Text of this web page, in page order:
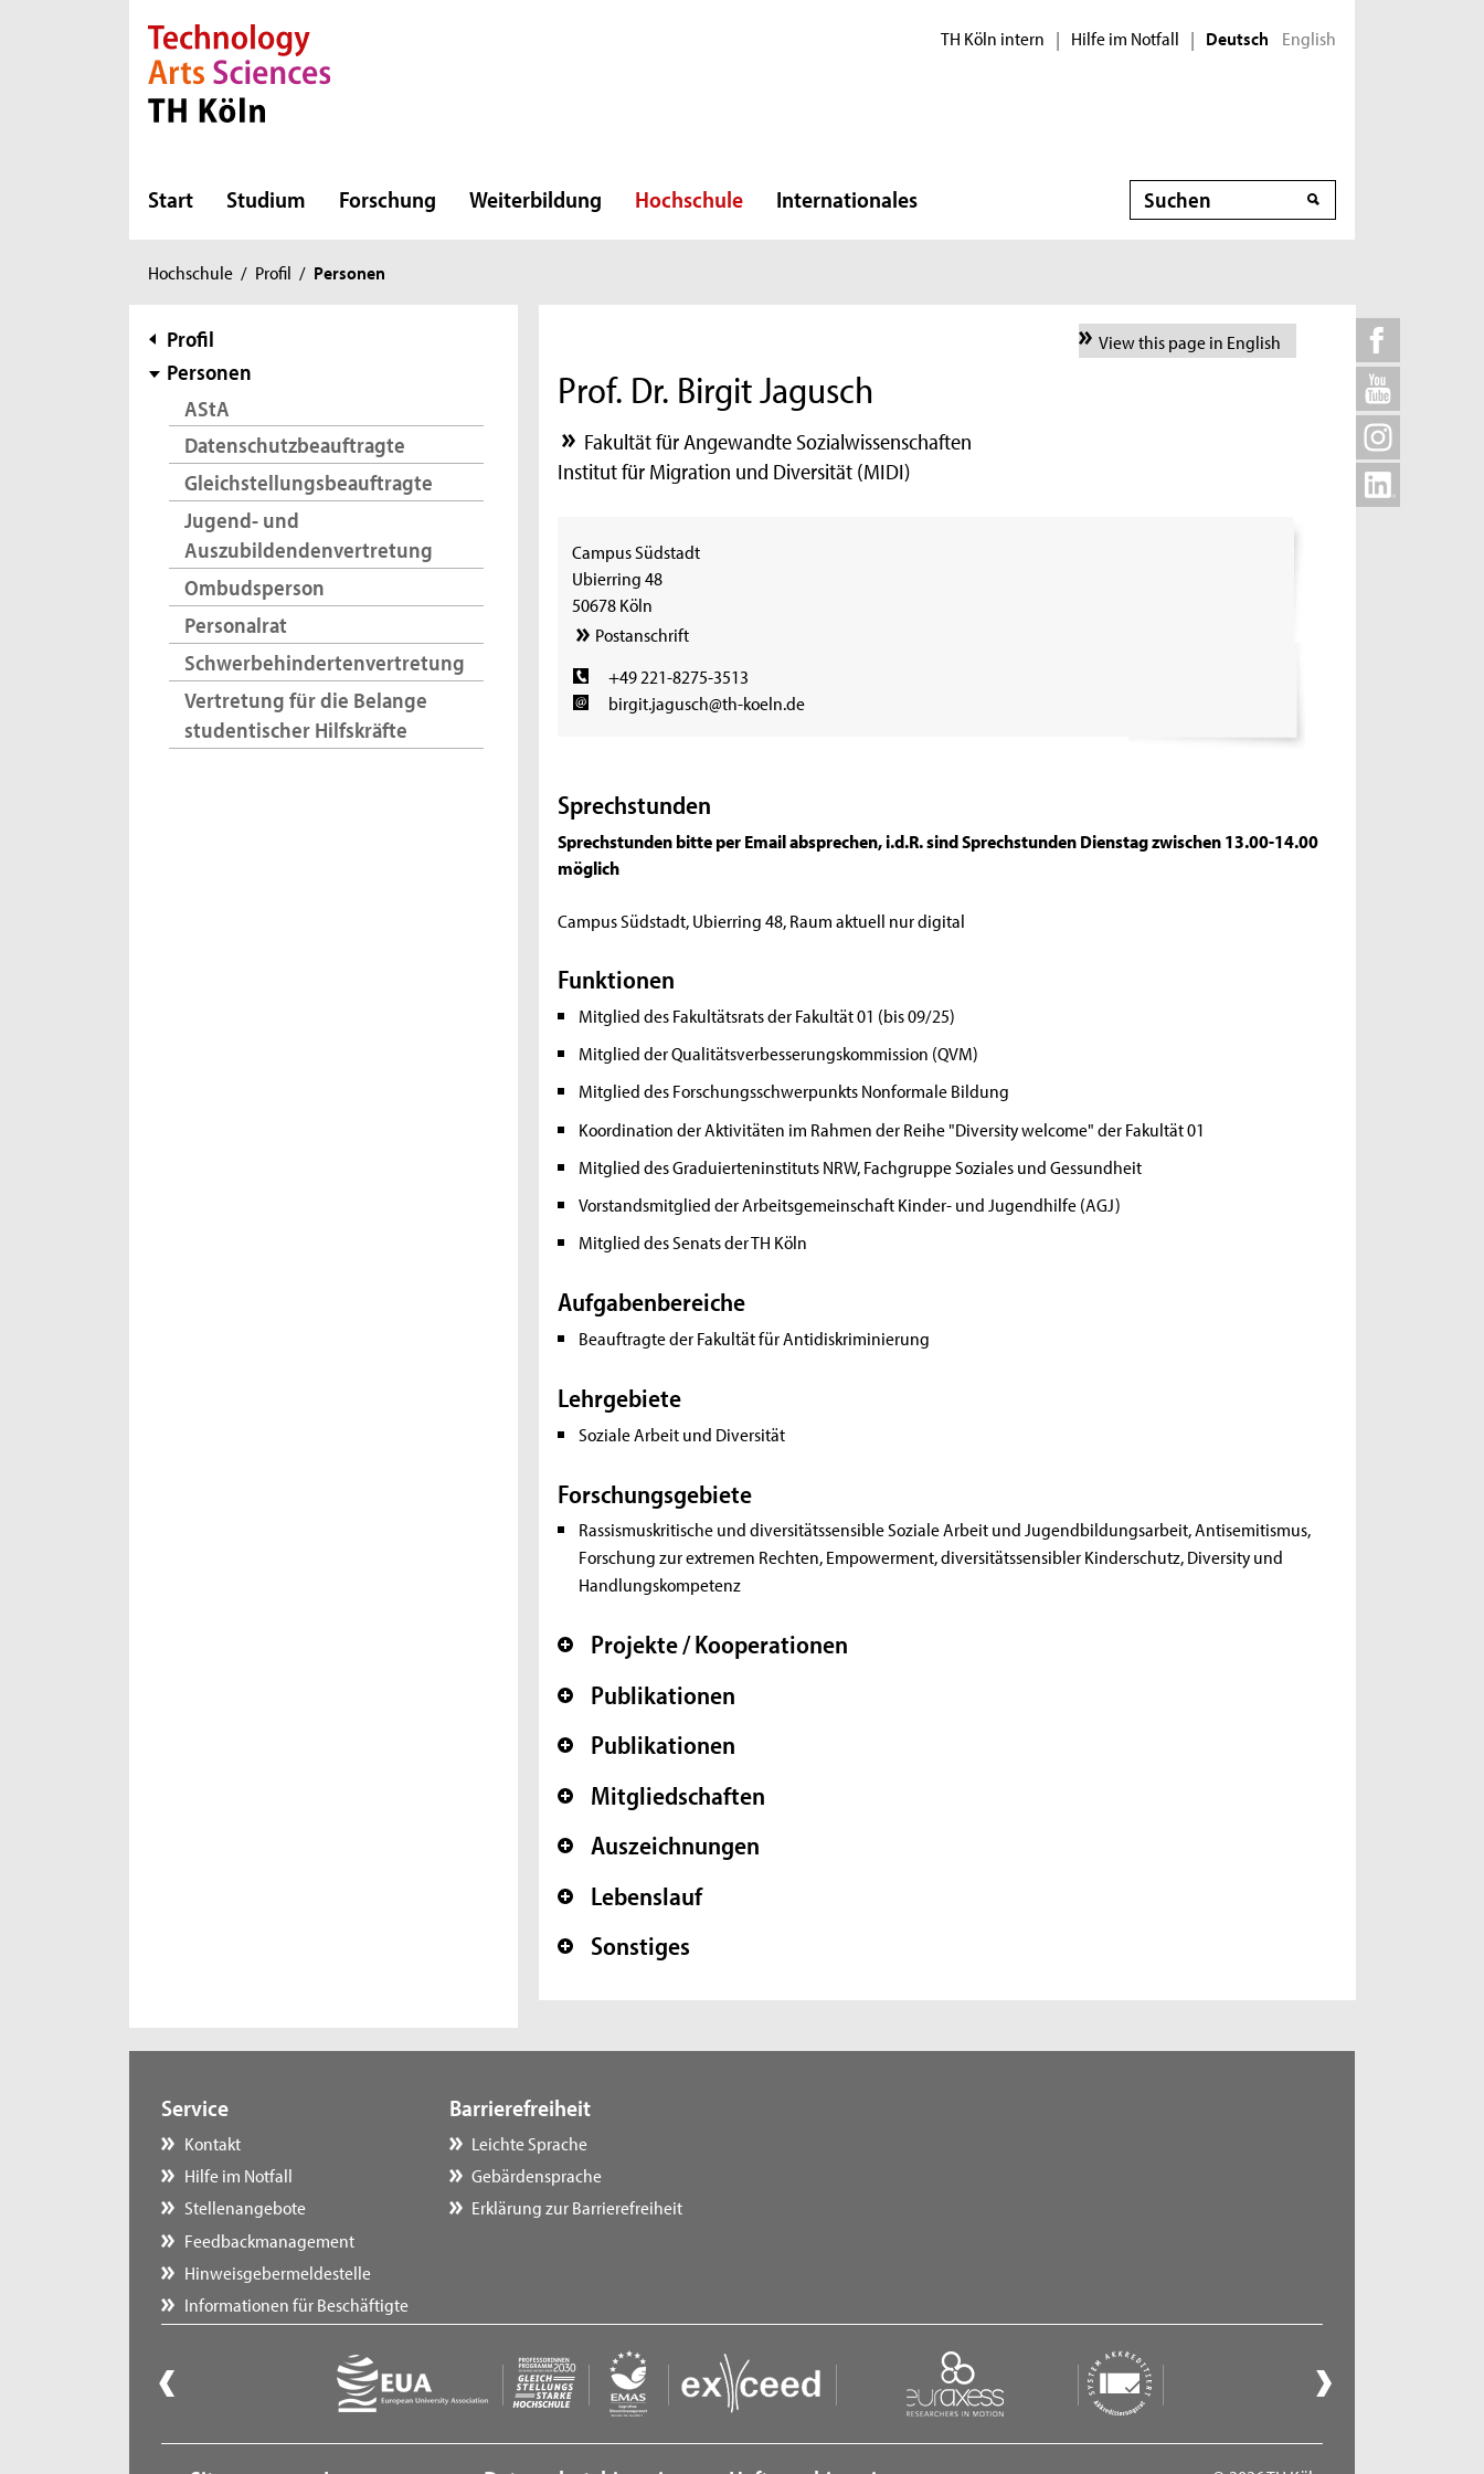
Direkt zur Hauptnavigation
Direkt zur Subnavigation
Direkt zum Inhalt
Direkt zum Fußbereich TH Köln intern | Hilfe im Notfall | Deutsch English
Start Studium Forschung Weiterbildung Hochschule Internationales Suche
Sie
hier:
Hochschule / Profil / Personen
Subnavigation
Profil
Personen
AStA
Datenschutzbeauftragte
Gleichstellungsbeauftragte
Jugend- und
Auszubildendenvertretung
Ombudsperson
Personalrat
Schwerbehindertenvertretung
Vertretung für die Belange
studentischer Hilfskräfte
View this page in English
Prof. Dr. Birgit Jagusch
Fakultät für Angewandte Sozialwissenschaften
Institut für Migration und Diversität (MIDI)
Campus Südstadt
Ubierring 48
50678 Köln
Postanschrift
+49 221-8275-3513
birgit.jagusch@th-koeln.de
Sprechstunden
Sprechstunden bitte per Email absprechen, i.d.R. sind Sprechstunden Dienstag zwischen 13.00-14.00
möglich
Campus Südstadt, Ubierring 48, Raum aktuell nur digital
Funktionen
Mitglied des Fakultätsrats der Fakultät 01 (bis 09/25)
Mitglied der Qualitätsverbesserungskommission (QVM)
Mitglied des Forschungsschwerpunkts Nonformale Bildung
Koordination der Aktivitäten im Rahmen der Reihe "Diversity welcome" der Fakultät 01
Mitglied des Graduierteninstituts NRW, Fachgruppe Soziales und Gessundheit
Vorstandsmitglied der Arbeitsgemeinschaft Kinder- und Jugendhilfe (AGJ)
Mitglied des Senats der TH Köln
Aufgabenbereiche
Beauftragte der Fakultät für Antidiskriminierung
Lehrgebiete
Soziale Arbeit und Diversität
Forschungsgebiete
Rassismuskritische und diversitätssensible Soziale Arbeit und Jugendbildungsarbeit, Antisemitismus,
Forschung zur extremen Rechten, Empowerment, diversitätssensibler Kinderschutz, Diversity und
Handlungskompetenz
+
Projekte / Kooperationen
+
Publikationen
+
Publikationen
+
Mitgliedschaften
+ Auszeichnungen
+
Lebenslauf
+
Sonstiges
Service
Kontakt
Hilfe im Notfall
Stellenangebote
Feedbackmanagement
Hinweisgebermeldestelle
Informationen für Beschäftigte
Barrierefreiheit
Leichte Sprache
Gebärdensprache
Erklärung zur Barrierefreiheit